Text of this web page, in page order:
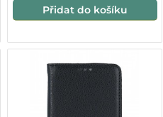
Přidat do košíku